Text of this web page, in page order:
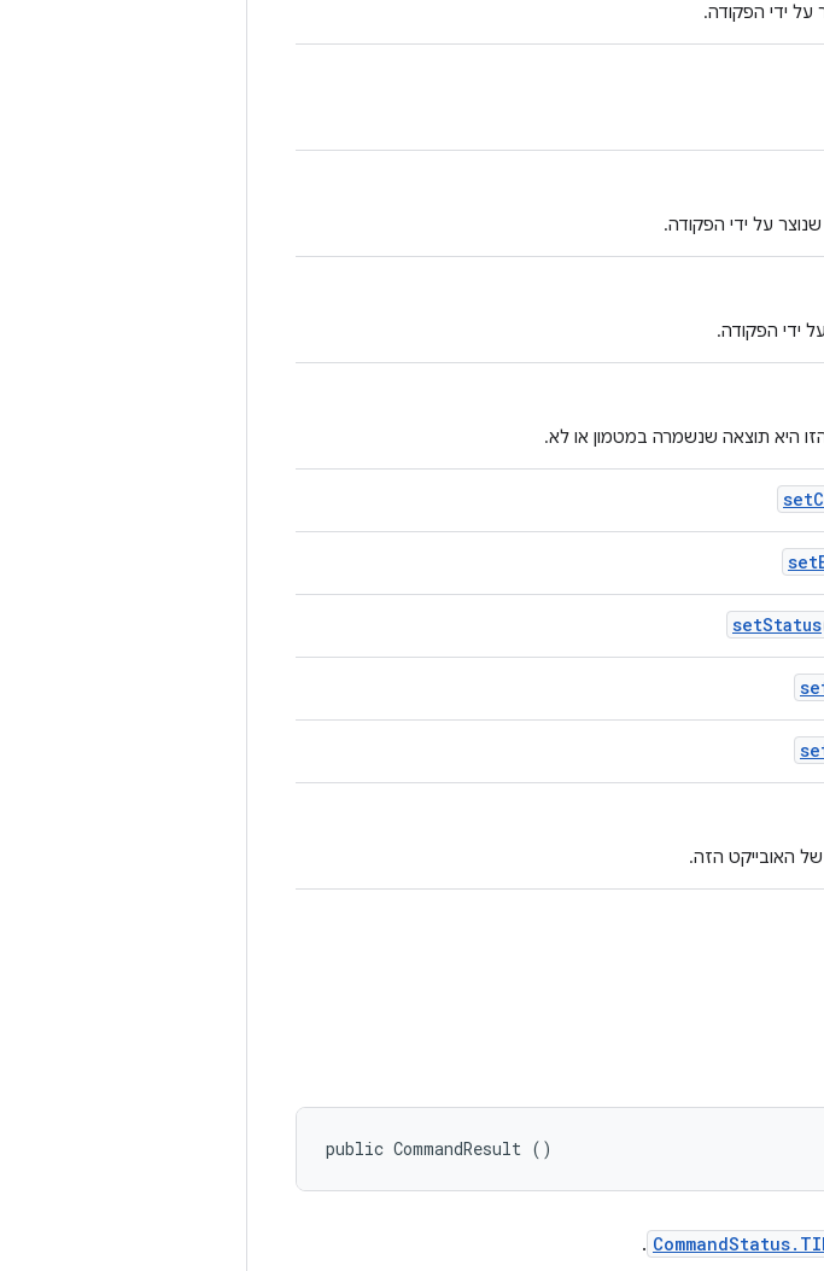
על ידי הפקודה.
על ידי הפקודה.
ידי הפקודה.
היא תוצאה שנשמרה במטמון או לא.
set
set
setStatus
של האובייקט הזה.
public CommandResult ()
.